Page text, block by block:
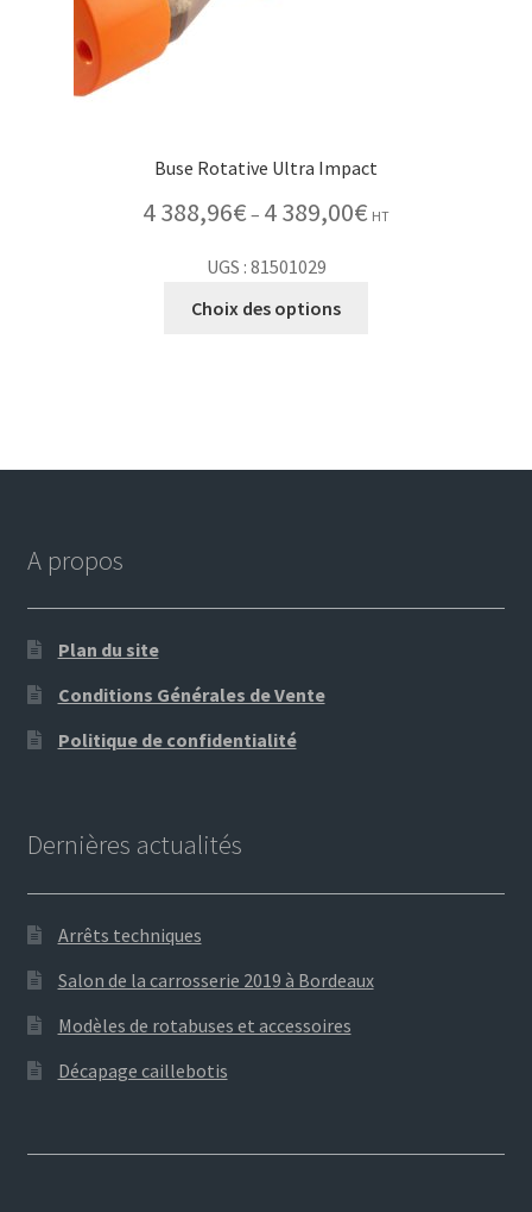
Buse Rotative Ultra Impact
4 388,96€ – 4 389,00€ HT
UGS : 81501029
Choix des options
A propos
Plan du site
Conditions Générales de Vente
Politique de confidentialité
Dernières actualités
Arrêts techniques
Salon de la carrosserie 2019 à Bordeaux
Modèles de rotabuses et accessoires
Décapage caillebotis